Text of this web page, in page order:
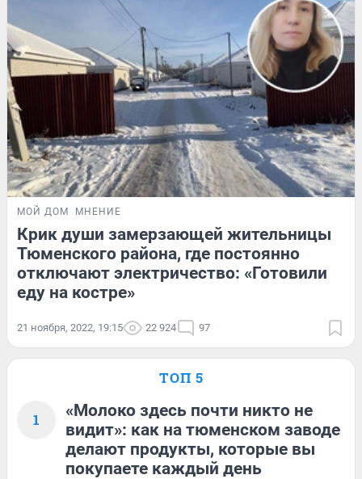
МОЙ ДОМ МНЕНИЕ
Крик души замерзающей жительницы
Тюменского района, где постоянно
отключают электричество: «Готовили
еду на костре»
21 ноября, 2022, 19:15 22 924 97
ТОП 5
1
«Молоко здесь почти никто не
видит»: как на тюменском заводе
делают продукты, которые вы
покупаете каждый день